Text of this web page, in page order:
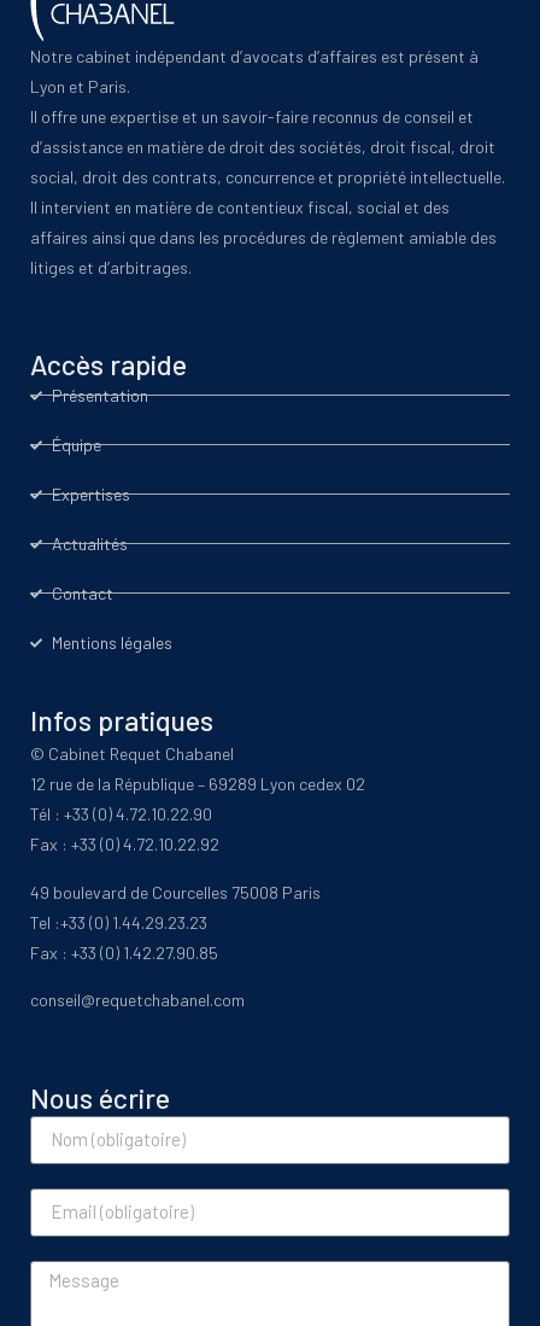
Notre cabinet indépendant d’avocats d’affaires est présent à
Lyon et Paris.
Il offre une expertise et un savoir-faire reconnus de conseil et
d’assistance en matière de droit des sociétés, droit fiscal, droit
social, droit des contrats, concurrence et propriété intellectuelle.
Il intervient en matière de contentieux fiscal, social et des
affaires ainsi que dans les procédures de règlement amiable des
litiges et d’arbitrages.
Accès rapide
Présentation
Équipe
Expertises
Actualités
Contact
Mentions légales
Infos pratiques
© Cabinet Requet Chabanel
12 rue de la République – 69289 Lyon cedex 02
Tél : +33 (0) 4.72.10.22.90
Fax : +33 (0) 4.72.10.22.92
49 boulevard de Courcelles 75008 Paris
Tel :+33 (0) 1.44.29.23.23
Fax : +33 (0) 1.42.27.90.85
conseil@requetchabanel.com
Nous écrire